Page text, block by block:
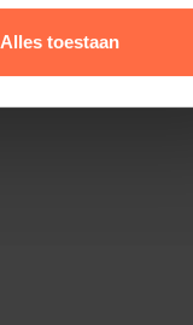
Alles toestaan